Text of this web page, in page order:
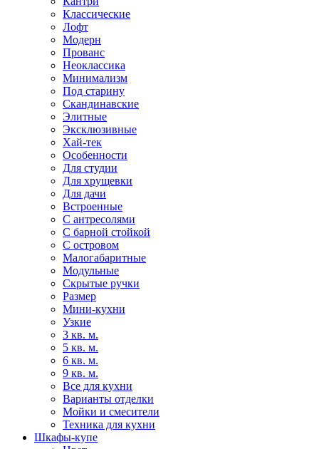
Классические
Лофт
Модерн
Прованс
Неоклассика
Минимализм
Под старину
Скандинавские
Элитные
Эксклюзивные
Хай-тек
Особенности
Для студии
Для хрущевки
Для дачи
Встроенные
С антресолями
С барной стойкой
С островом
Малогабаритные
Модульные
Скрытые ручки
Размер
Мини-кухни
Узкие
3 кв. м.
5 кв. м.
6 кв. м.
9 кв. м.
Все для кухни
Варианты отделки
Мойки и смесители
Техника для кухни
Шкафы-купе